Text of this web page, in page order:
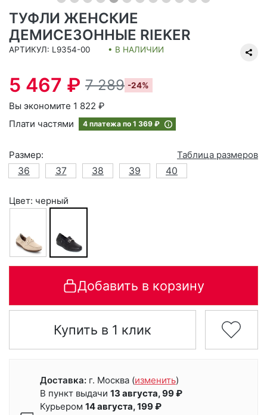
ТУФЛИ ЖЕНСКИЕ
ДЕМИСЕЗОННЫЕ RIEKER
АРТИКУЛ: L9354-00 • В НАЛИЧИИ
5 467 ₽ 7 289 -24%
Вы экономите 1 822 ₽
Плати частями
4 платежа по 1 369 ₽
Размер:
Таблица размеров
36
37 38 39 40
Цвет: черный
Добавить в корзину
Купить в 1 клик
Доставка: г. Москва (изменить)
В пункт выдачи 13 августа, 99 ₽
Курьером 14 августа, 199 ₽